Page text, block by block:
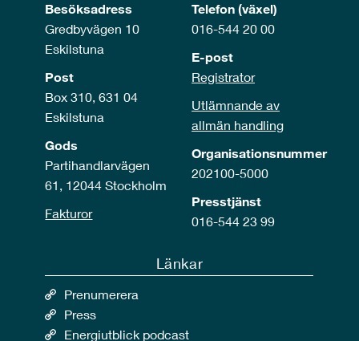
Besöksadress
Gredbyvägen 10
Eskilstuna
Post
Box 310, 631 04
Eskilstuna
Gods
Partihandlarvägen
61, 12044 Stockholm
Fakturor
Telefon (växel)
016-544 20 00
E-post
Registrator
Utlämnande av
allmän handling
Organisationsnummer
202100-5000
Presstjänst
016-544 23 99
Länkar
Prenumerera
Press
Energiutblick podcast